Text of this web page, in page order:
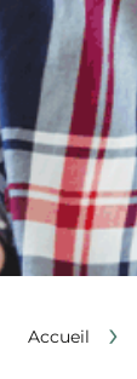
Accueil ›